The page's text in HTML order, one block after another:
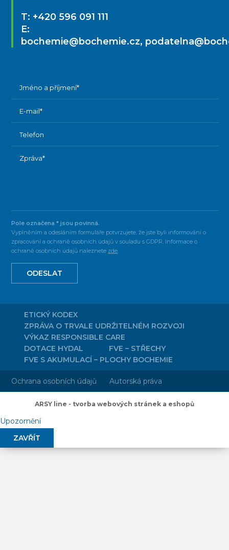
T: +420 596 091 111
E:
bochemie@bochemie.cz,
Pole označena * jsou povinná.
Vyplněním a odesláním formuláře potvrzujete, že jste byli informováni o
zpracování a ochraně osobních údajů v souladu s GDPR. Informace o
ochraně osobních údajů naleznete zde.
ODESLAT
ETICKÝ KODEX
ZPRÁVA O TRVALE UDRŽITELNÉM ROZVOJI
VÝKAZ RESPONSIBLE CARE
DOTACE HYDAL
FVE – STŘECHY
FVE S AKUMULACÍ – PLOCHY BOCHEMIE
Ochrana osobních údajů Autorská práva
ARSY line - tvorba webových stránek a eshopů
Upozornění
ZAVŘÍT